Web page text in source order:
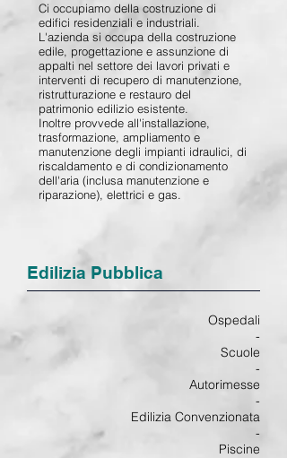
Ci occupiamo della costruzione di
edifici residenziali e industriali.
L'azienda si occupa della costruzione
edile, progettazione e assunzione di
appalti nel settore dei lavori privati e
interventi di recupero di manutenzione,
ristrutturazione e restauro del
patrimonio edilizio esistente.
Inoltre provvede all'installazione,
trasformazione, ampliamento e
manutenzione degli impianti idraulici, di
riscaldamento e di condizionamento
dell'aria (inclusa manutenzione e
riparazione), elettrici e gas.
Edilizia Pubblica
Ospedali
-
Scuole
-
Autorimesse
-
Edilizia Convenzionata
-
Piscine